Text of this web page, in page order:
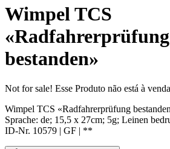
Wimpel TCS
«Radfahrerprüfung
bestanden»
Not for sale! Esse Produto não está à
Wimpel TCS «Radfahrerprüfung
Sprache: de; 15,5 x 27cm; 5g; Leinen
ID-Nr. 10579 | GF | **